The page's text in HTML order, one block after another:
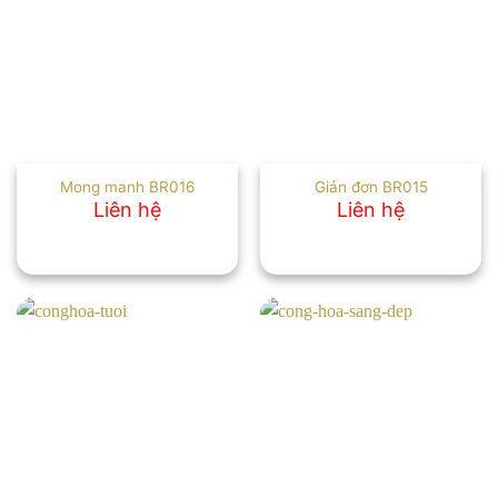
Mong manh BR016
Liên hệ
Giản đơn BR015
Liên hệ